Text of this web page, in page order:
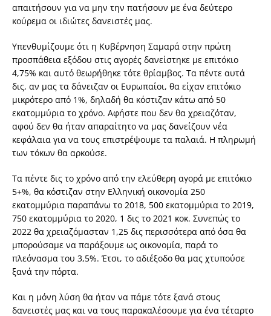
απαιτήσουν για να μην την πατήσουν με ένα δεύτερο
κούρεμα οι ιδιώτες δανειστές μας.
Υπενθυμίζουμε ότι η Κυβέρνηση Σαμαρά στην πρώτη
προσπάθεια εξόδου στις αγορές δανείστηκε με επιτόκιο
4,75% και αυτό θεωρήθηκε τότε θρίαμβος. Τα πέντε αυτά
δις, αν μας τα δάνειζαν οι Ευρωπαίοι, θα είχαν επιτόκιο
μικρότερο από 1%, δηλαδή θα κόστιζαν κάτω από 50
εκατομμύρια το χρόνο. Αφήστε που δεν θα χρειαζόταν,
αφού δεν θα ήταν απαραίτητο να μας δανείζουν νέα
κεφάλαια για να τους επιστρέψουμε τα παλαιά. Η πληρωμή
των τόκων θα αρκούσε.
Τα πέντε δις το χρόνο από την ελεύθερη αγορά με επιτόκιο
5+%, θα κόστιζαν στην Ελληνική οικονομία 250
εκατομμύρια παραπάνω το 2018, 500 εκατομμύρια το 2019,
750 εκατομμύρια το 2020, 1 δις το 2021 κοκ. Συνεπώς το
2022 θα χρειαζόμασταν 1,25 δις περισσότερα από όσα θα
μπορούσαμε να παράξουμε ως οικονομία, παρά το
πλεόνασμα του 3,5%. Έτσι, το αδιέξοδο θα μας χτυπούσε
ξανά την πόρτα.
Και η μόνη λύση θα ήταν να πάμε τότε ξανά στους
δανειστές μας και να τους παρακαλέσουμε για ένα τέταρτο